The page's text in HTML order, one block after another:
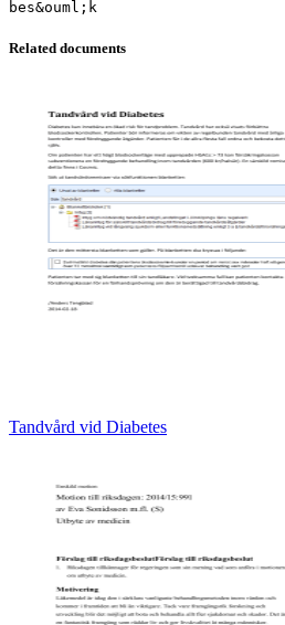
Related documents
Tandvård vid Diabetes